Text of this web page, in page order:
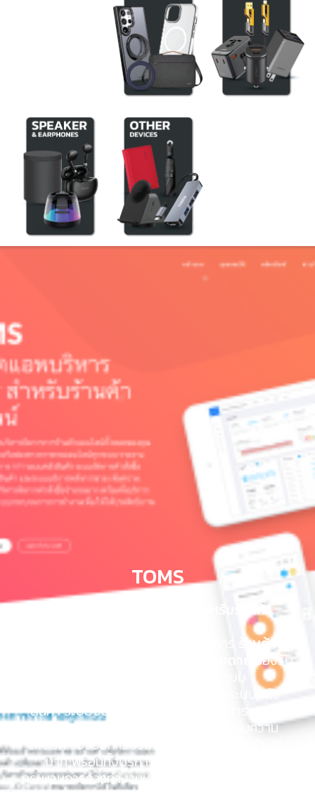
TOMS
สุดยอดแอพบริหารจัดการ สำหรับร้านค้า
ร้านค้า
รองรับ
รายงานยอดขาย เชื่อมโยงการ API ระบบคลัง
สินค้า ระบบจัดการคำสั่งซื้อ ระบบจัดการการส่ง
สินค้า และระบบบริการหลังการขาย เพิ่มความ
สะดวก รองรับการบริหารจัดการคำสั่งซื้อจำนวน
มาก พร้อมทั้งบริการให้คำปรึกษา ออกแบบ
กระบวนการการทำงานเพื่อให้ได้ประสิทธิภาพสูงสุด